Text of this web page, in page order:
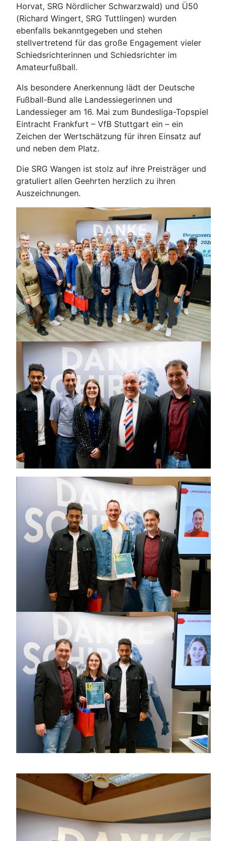
Horvat, SRG Nördlicher Schwarzwald) und Ü50
(Richard Wingert, SRG Tuttlingen) wurden
ebenfalls bekanntgegeben und stehen
stellvertretend für das große Engagement vieler
Schiedsrichterinnen und Schiedsrichter im
Amateurfußball.
Als besondere Anerkennung lädt der Deutsche
Fußball-Bund alle Landessiegerinnen und
Landessieger am 16. Mai zum Bundesliga-Topspiel
Eintracht Frankfurt – VfB Stuttgart ein – ein
Zeichen der Wertschätzung für ihren Einsatz auf
und neben dem Platz.
Die SRG Wangen ist stolz auf ihre Preisträger und
gratuliert allen Geehrten herzlich zu ihren
Auszeichnungen.